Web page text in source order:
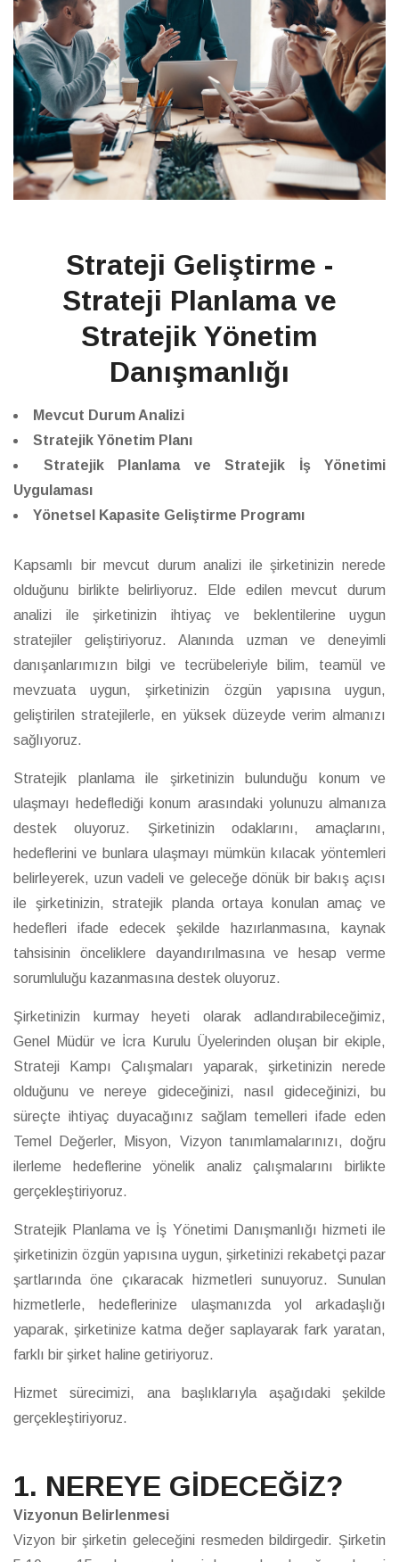
Strateji Geliştirme -
Strateji Planlama ve
Stratejik Yönetim
Danışmanlığı
Mevcut Durum Analizi
Stratejik Yönetim Planı
Stratejik Planlama ve Stratejik İş Yönetimi
Uygulaması
Yönetsel Kapasite Geliştirme Programı
Kapsamlı bir mevcut durum analizi ile şirketinizin nerede
olduğunu birlikte belirliyoruz. Elde edilen mevcut durum
analizi ile şirketinizin ihtiyaç ve beklentilerine uygun
stratejiler geliştiriyoruz. Alanında uzman ve deneyimli
danışanlarımızın bilgi ve tecrübeleriyle bilim, teamül ve
mevzuata uygun, şirketinizin özgün yapısına uygun,
geliştirilen stratejilerle, en yüksek düzeyde verim almanızı
sağlıyoruz.
Stratejik planlama ile şirketinizin bulunduğu konum ve
ulaşmayı hedeflediği konum arasındaki yolunuzu almanıza
destek oluyoruz. Şirketinizin odaklarını, amaçlarını,
hedeflerini ve bunlara ulaşmayı mümkün kılacak yöntemleri
belirleyerek, uzun vadeli ve geleceğe dönük bir bakış açısı
ile şirketinizin, stratejik planda ortaya konulan amaç ve
hedefleri ifade edecek şekilde hazırlanmasına, kaynak
tahsisinin önceliklere dayandırılmasına ve hesap verme
sorumluluğu kazanmasına destek oluyoruz.
Şirketinizin kurmay heyeti olarak adlandırabileceğimiz,
Genel Müdür ve İcra Kurulu Üyelerinden oluşan bir ekiple,
Strateji Kampı Çalışmaları yaparak, şirketinizin nerede
olduğunu ve nereye gideceğinizi, nasıl gideceğinizi, bu
süreçte ihtiyaç duyacağınız sağlam temelleri ifade eden
Temel Değerler, Misyon, Vizyon tanımlamalarınızı, doğru
ilerleme hedeflerine yönelik analiz çalışmalarını birlikte
gerçekleştiriyoruz.
Stratejik Planlama ve İş Yönetimi Danışmanlığı hizmeti ile
şirketinizin özgün yapısına uygun, şirketinizi rekabetçi pazar
şartlarında öne çıkaracak hizmetleri sunuyoruz. Sunulan
hizmetlerle, hedeflerinize ulaşmanızda yol arkadaşlığı
yaparak, şirketinize katma değer saplayarak fark yaratan,
farklı bir şirket haline getiriyoruz.
Hizmet sürecimizi, ana başlıklarıyla aşağıdaki şekilde
gerçekleştiriyoruz.
1. NEREYE GİDECEĞİZ?
Vizyonun Belirlenmesi
Vizyon bir şirketin geleceğini resmeden bildirgedir. Şirketin